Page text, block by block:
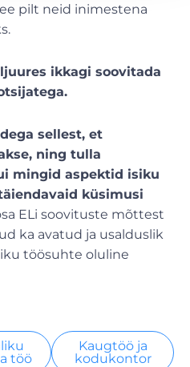
pilt neid inimestena
ikkagi soovitada
sellest, et
ning tulla
mingid aspektid isiku
küsimusi
ELi soovituste mõttest
ka avatud ja usalduslik
töösuhte oluline
töö
Kaugtöö ja
kodukontor